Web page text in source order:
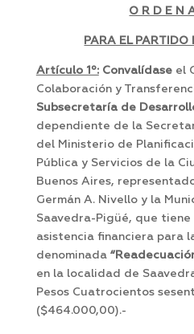
O R D E N
PARA EL PARTIDO
Artículo 1º: Convalídaseel
Colaboración y
Subsecretaría de
dependiente de la
del Ministerio de
Pública y Servicios de la
Buenos Aires,
Germán A. Nivello y la
Saavedra-Pigüé, que
asistencia financiera para
denominada
en la localidad de
Pesos Cuatrocientos
($464.000,00).-